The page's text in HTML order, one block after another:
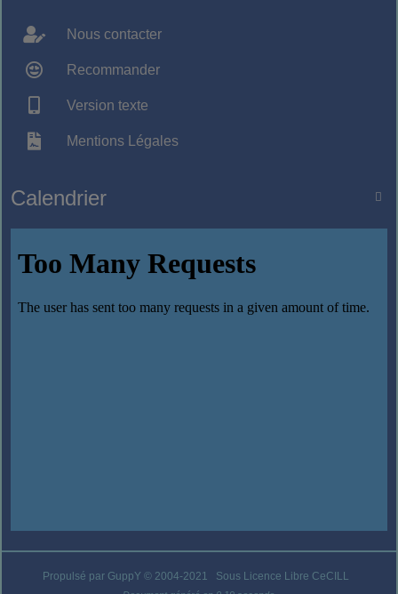
Nous contacter
Recommander
Version texte
Mentions Légales

Calendrier
Propulsé par GuppY© 2004-2021 Sous Licence Libre CeCILL